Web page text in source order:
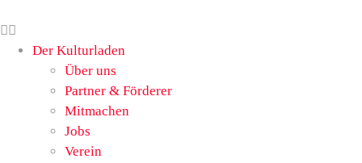
Der Kulturladen
Über uns
Partner & Förderer
Mitmachen
Jobs
Verein